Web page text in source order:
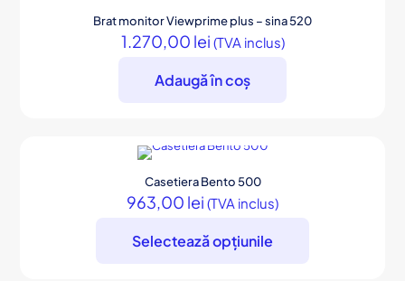
Brat monitor Viewprime plus – sina 520
1.270,00 lei (TVA inclus)
Adaugă în coș
Casetiera Bento 500
963,00 lei (TVA inclus)
Selectează opțiunile